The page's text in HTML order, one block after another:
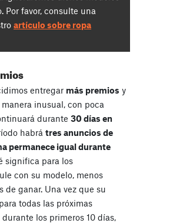
Por favor, consulte una
artículo sobre ropa
entregar más premios y
inusual, con poca
durante 30 días en
habrá tres anuncios de
permanece igual durante
significa para los
con su modelo, menos
ganar. Una vez que su
todas las próximas
los primeros 10 días,